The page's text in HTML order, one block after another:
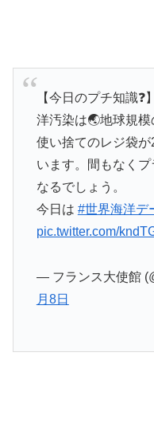
【今日のプチ知識
洋汚染は🌏地球規模
使い捨てのレジ袋
います。間もなく
なるでしょう。
今日は #世界海洋デ
pic.twitter.com/
— フランス大使館
月8日